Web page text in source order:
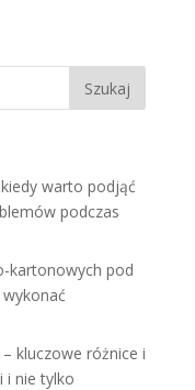
warto podjąć
podczas
kartonowych pod
kluczowe różnice i
i nie tylko